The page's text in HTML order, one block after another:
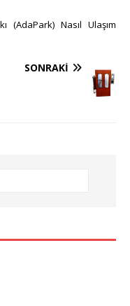
(AdaPark) Nasıl Ulaşım
SONRAKI